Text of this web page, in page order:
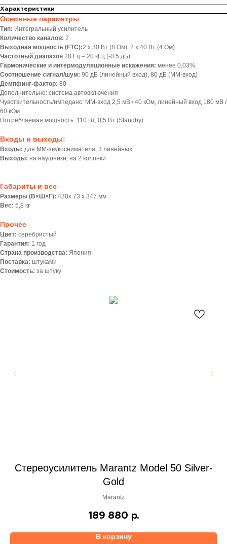
Характеристики
Основные параметры
Тип: Интегральный усилитель
Количество каналов: 2
Выходная мощность (FTC):2 х 30 Вт (8 Ом), 2 х 40 Вт (4 Ом)
Частотный диапазон 20 Гц – 20 кГц (-0,5 дБ)
Гармонические и интермодуляционные искажения: менее 0,03%
Соотношение сигнал/шум: 90 дБ (линейный вход), 80 дБ (ММ-вход)
Демпфинг-фактор: 80
Дополнительно: система автовключения
Чувствительность/импеданс: ММ-вход 2,5 мВ / 40 кОм, линейный вход 180 мВ /
60 кОм
Потребляемая мощность: 110 Вт, 0,5 Вт (Standby)
Входы и выходы:
Входы: для MM-звукоснимателя, 3 линейных
Выходы: на наушники, на 2 колонки
Габариты и вес
Размеры (В×Ш×Г): 430х 73 х 347 мм
Вес: 5,8 кг
Прочее
Цвет: серебристый
Гарантия: 1 год
Страна производства: Япония
Поставка: штуками
Стоимость: за штуку
Стереоусилитель Marantz Model 50 Silver-
Gold
Marantz
189 880 р.
В корзину